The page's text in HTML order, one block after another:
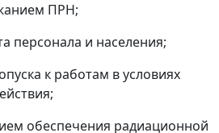
ПРН;
персонала и населения;
к работам в условиях
обеспечения радиационной